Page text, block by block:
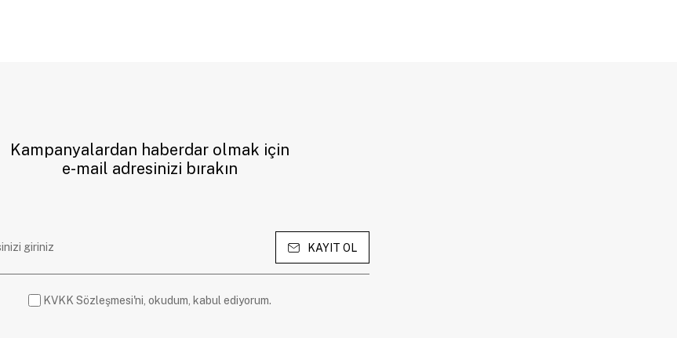
Kampanyalardan haberdar olmak için
e-mail adresinizi bırakın
KAYIT OL
KVKK Sözleşmesi'ni, okudum, kabul ediyorum.